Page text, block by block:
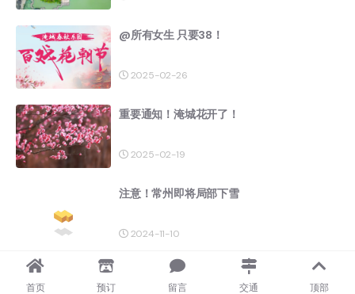
@所有女生 只要38！
2025-02-26
重要通知！淹城花开了！
2025-02-19
注意！常州即将局部下雪
2024-11-10
淹城春秋乐园2024-2025小红书推广服务采
首页 预订 留言 交通 顶部